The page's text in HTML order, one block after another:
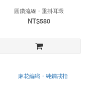
圓鑽流線・垂掛耳環
NT$580